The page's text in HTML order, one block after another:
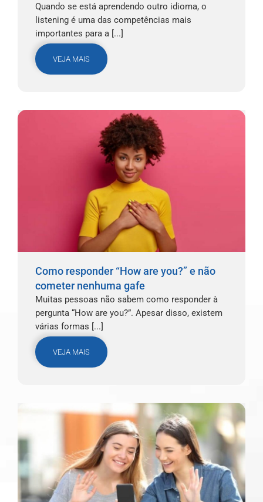
Quando se está aprendendo outro idioma, o
listening é uma das competências mais
importantes para a [...]
VEJA MAIS
Como responder “How are you?” e não
cometer nenhuma gafe
Muitas pessoas não sabem como responder à
pergunta “How are you?”. Apesar disso, existem
várias formas [...]
VEJA MAIS